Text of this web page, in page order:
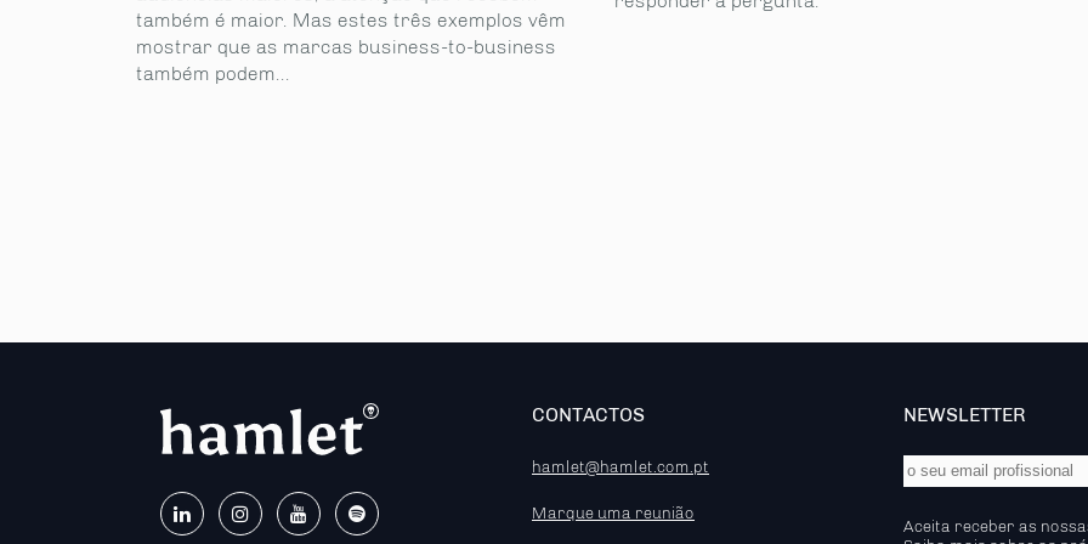
também é maior. Mas estes três exemplos vêm
mostrar que as marcas business-to-business
também podem...
CONTACTOS
hamlet@hamlet.com.pt
Marque uma reunião
NEWSLETTER
Aceita receber as